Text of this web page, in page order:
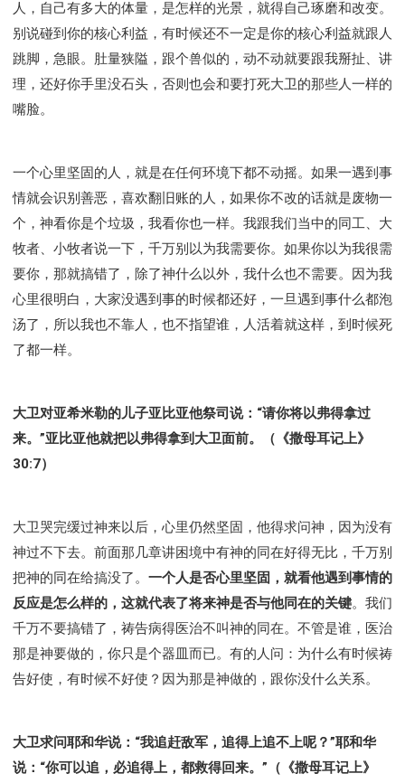
人，自己有多大的体量，是怎样的光景，就得自己琢磨和改变。
别说碰到你的核心利益，有时候还不一定是你的核心利益就跟人
跳脚，急眼。肚量狭隘，跟个兽似的，动不动就要跟我掰扯、讲
理，还好你手里没石头，否则也会和要打死大卫的那些人一样的
嘴脸。
一个心里坚固的人，就是在任何环境下都不动摇。如果一遇到事
情就会识别善恶，喜欢翻旧账的人，如果你不改的话就是废物一
个，神看你是个垃圾，我看你也一样。我跟我们当中的同工、大
牧者、小牧者说一下，千万别以为我需要你。如果你以为我很需
要你，那就搞错了，除了神什么以外，我什么也不需要。因为我
心里很明白，大家没遇到事的时候都还好，一旦遇到事什么都泡
汤了，所以我也不靠人，也不指望谁，人活着就这样，到时候死
了都一样。
大卫对亚希米勒的儿子亚比亚他祭司说：“请你将以弗得拿过
来。”亚比亚他就把以弗得拿到大卫面前。（《撒母耳记上》
30:7）
大卫哭完缓过神来以后，心里仍然坚固，他得求问神，因为没有
神过不下去。前面那几章讲困境中有神的同在好得无比，千万别
把神的同在给搞没了。 一个人是否心里坚固，就看他遇到事情的
反应是怎么样的，这就代表了将来神是否与他同在的关键。我们
千万不要搞错了，祷告病得医治不叫神的同在。不管是谁，医治
那是神要做的，你只是个器皿而已。有的人问：为什么有时候祷
告好使，有时候不好使？因为那是神做的，跟你没什么关系。
大卫求问耶和华说：“我追赶敌军，追得上追不上呢？”耶和华
说：“你可以追，必追得上，都救得回来。”（《撒母耳记上》